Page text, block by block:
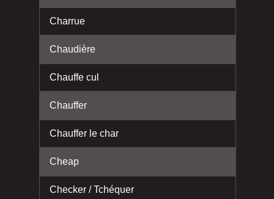
Charrue
Chaudière
Chauffe cul
Chauffer
Chauffer le char
Cheap
Checker / Tchéquer